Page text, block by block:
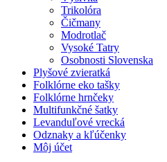
Trikolóra
Čičmany
Modrotlač
Vysoké Tatry
Osobnosti Slovenska
Plyšové zvieratká
Folklórne eko tašky
Folklórne hrnčeky
Multifunkčné šatky
Levanduľové vrecká
Odznaky a kľúčenky
Môj účet